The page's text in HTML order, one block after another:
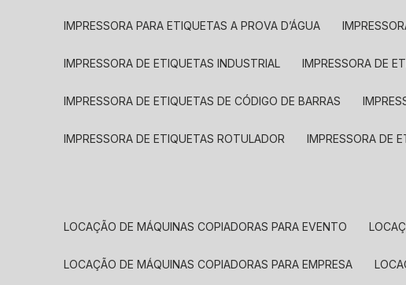
IMPRESSORA PARA ETIQUETAS A PROVA D’ÁGUA
IMPRESSORA DE ETIQUETAS INDUSTRIAL IMPRESSORA DE
IMPRESSORA DE ETIQUETAS DE CÓDIGO DE BARRAS
IMPRESSORA DE ETIQUETAS ROTULADOR IMPRESSORA DE
LOCAÇÃO DE MÁQUINAS COPIADORAS PARA EVENTO
LOCAÇÃO DE MÁQUINAS COPIADORAS PARA EMPRESA